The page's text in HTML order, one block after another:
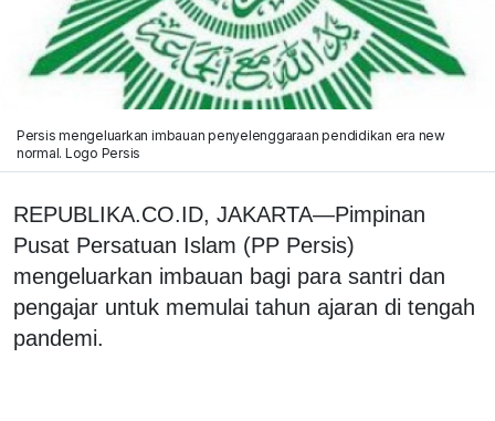
Persis mengeluarkan imbauan penyelenggaraan pendidikan era new
normal. Logo Persis
REPUBLIKA.CO.ID, JAKARTA—Pimpinan
Pusat Persatuan Islam (PP Persis)
mengeluarkan imbauan bagi para santri dan
pengajar untuk memulai tahun ajaran di tengah
pandemi.